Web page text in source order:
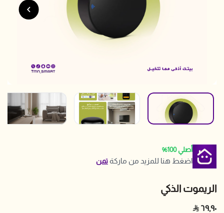
أصلي 100%
اضغط هنا للمزيد من ماركةتمن
الريموت الذكي
٦٩٫٩٠